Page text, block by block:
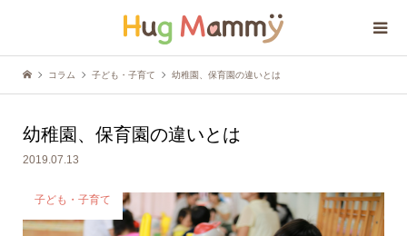
コラム 子ども・子育て 幼稚園、保育園の違いとは
幼稚園、保育園の違いとは
2019.07.13
子ども・子育て